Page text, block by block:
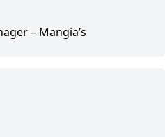
– Mangia’s